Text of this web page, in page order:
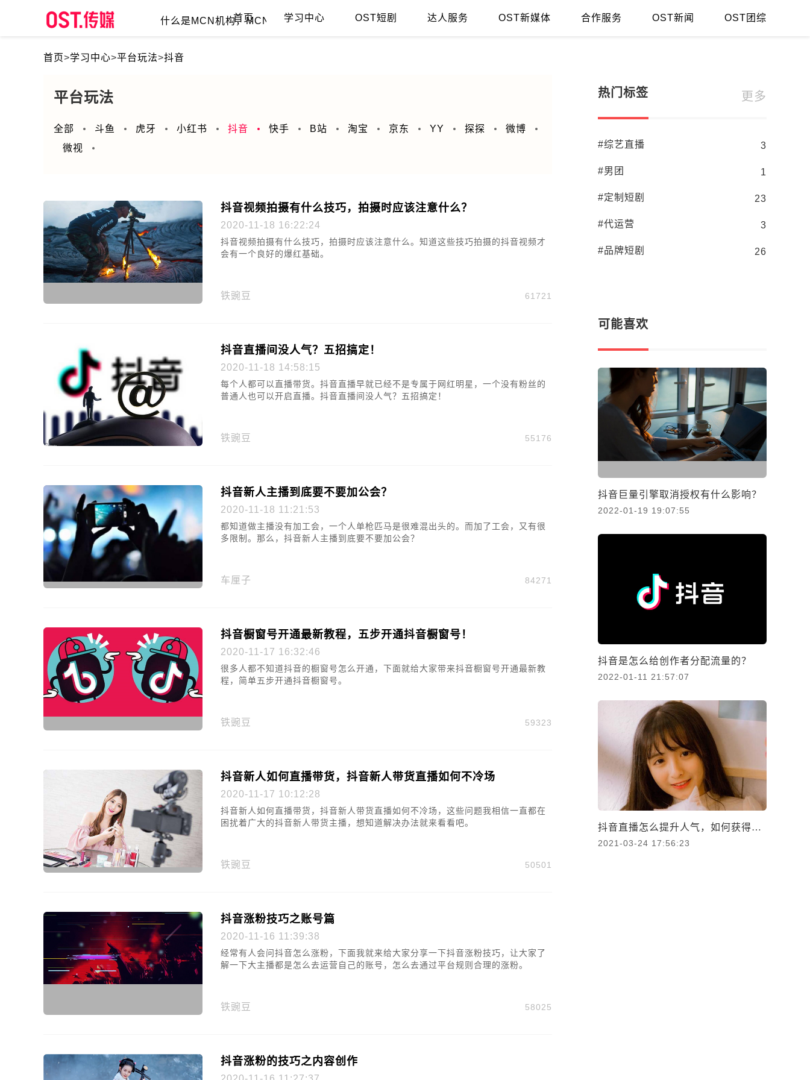
首页 学习中心 OST短剧 达人服务 OST新媒体 合作服务 OST新闻 OST团综
什么是MCN机构，MCN的价值在哪里? 直播间留客的小技巧，你get了吗？ 网红人气提升的三大法宝你知道吗 新手直播需
首页>学习中心>平台玩法>抖音
平台玩法
全部 斗鱼 虎牙 小红书 抖音 快手 B站 淘宝 京东 YY 探探
微博
微视
抖音视频拍摄有什么技巧，拍摄时应该注意什么？
2020-11-18 16:22:24
抖音视频拍摄有什么技巧，拍摄时应该注意什么。知道这些技巧拍摄的抖音视频才
会有一个良好的爆红基础。
铁豌豆 61721
抖音直播间没人气？五招搞定！
2020-11-18 14:58:15
每个人都可以直播带货。抖音直播早就已经不是专属于网红明星，一个没有粉丝的
普通人也可以开启直播。抖音直播间没人气？五招搞定！
铁豌豆 55176
抖音新人主播到底要不要加公会？
2020-11-18 11:21:53
都知道做主播没有加工会，一个人单枪匹马是很难混出头的。而加了工会，又有很
多限制。那么，抖音新人主播到底要不要加公会？
车厘子 84271
抖音橱窗号开通最新教程，五步开通抖音橱窗号！
2020-11-17 16:32:46
很多人都不知道抖音的橱窗号怎么开通，下面就给大家带来抖音橱窗号开通最新教
程，简单五步开通抖音橱窗号。
铁豌豆 59323
抖音新人如何直播带货，抖音新人带货直播如何不冷场
2020-11-17 10:12:28
抖音新人如何直播带货，抖音新人带货直播如何不冷场，这些问题我相信一直都在
困扰着广大的抖音新人带货主播，想知道解决办法就来看看吧。
铁豌豆 50501
抖音涨粉技巧之账号篇
2020-11-16 11:39:38
经常有人会问抖音怎么涨粉，下面我就来给大家分享一下抖音涨粉技巧，让大家了
解一下大主播都是怎么去运营自己的账号，怎么去通过平台规则合理的涨粉。
铁豌豆 58025
抖音涨粉的技巧之内容创作
热门标签 更多
#综艺直播 3
#男团 1
#定制短剧 23
#代运营 3
#品牌短剧 26
可能喜欢
抖音巨量引擎取消授权有什么影响？
2022-01-19 19:07:55
抖音是怎么给创作者分配流量的？
2022-01-11 21:57:07
抖音直播怎么提升人气，如何获得流量？
2021-03-24 17:56:23